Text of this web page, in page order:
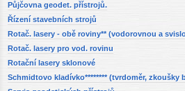
Půjčovna geodet. přístrojů.
Řízení stavebních strojů
Rotač. lasery - obě roviny** (vodorovnou a
Rotač. lasery pro vod. rovinu
Rotační lasery sklonové
Schmidtovo kladívko******** (tvrdoměr, zkoušky